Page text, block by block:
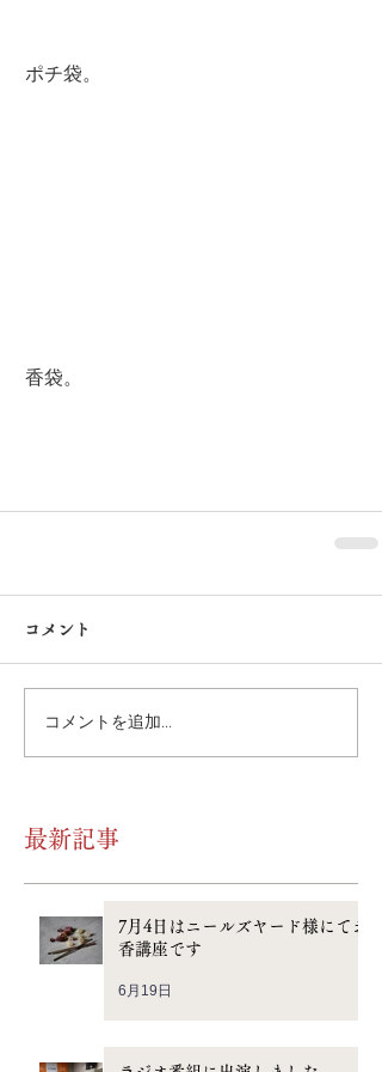
ポチ袋。
香袋。
コメント
コメントを追加…
最新記事
7月4日はニールズヤード様にてお
香講座です
6月19日